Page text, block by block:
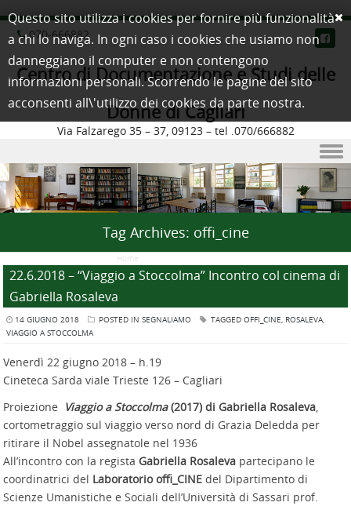
070-666882
Centro di Documentazione e Studi delle
Donne di Cagliari
Via Falzarego 35 – 37, 09123 – tel .070/666882
Skip to content
Tag Archives: offi_cine
Home
22.6.2018 – “Viaggio a Stoccolma” Incontro col cinema di
Gabriella Rosaleva
14 GIUGNO 2018 POSTED IN SEGNALIAMO TAGGED OFFI_CINE, ROSALEVA,
VIAGGIO A STOCCOLMA
Venerdì 22 giugno 2018 – h.19
Cineteca Sarda viale Trieste 126 – Cagliari
Proiezione Viaggio a Stoccolma(2017) di Gabriella Rosaleva
cortometraggio sul viaggio verso nord di Grazia Deledda per
ritirare il Nobel assegnatole nel 1936
All’incontro con la regista Gabriella Rosaleva partecipano le
coordinatrici del Laboratorio offi_CINE del Dipartimento di
Scienze Umanistiche e Sociali dell’Università di Sassari prof.
Questo sito utilizza i cookies per fornire più funzionalità
a chi lo naviga. In ogni caso i cookies che usiamo non
danneggiano il computer e non contengono
informazioni personali. Scorrendo le pagine del sito
acconsenti all\'utilizzo dei cookies da parte nostra.